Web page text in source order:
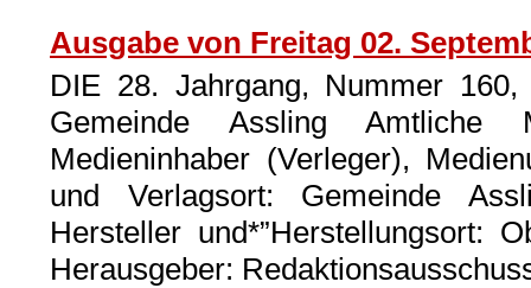
Ausgabe von Freitag 02.
DIE 28. Jahrgang, Nummer
Gemeinde Assling Amtliche
Medieninhaber (Verleger),
und Verlagsort: Gemeinde
Hersteller und*”Herstellungsort:
Herausgeber: